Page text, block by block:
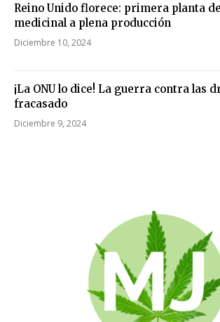
Reino Unido florece: primera planta
medicinal a plena producción
Diciembre 10, 2024
¡La ONU lo dice! La guerra contra las
fracasado
Diciembre 9, 2024